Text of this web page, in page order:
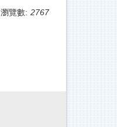
瀏覽數: 2767